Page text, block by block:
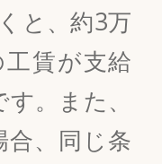
と、約3万
賃が支給
。また、
合、同じ条